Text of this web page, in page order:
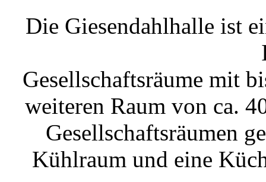
Die Giesendahlhalle ist
Gesellschaftsräume mit
weiteren Raum von ca.
Gesellschaftsräumen
Kühlraum und eine